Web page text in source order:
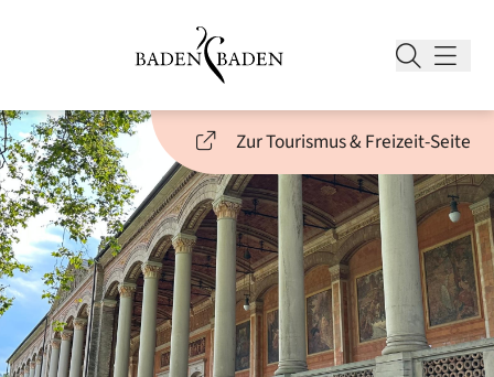
Zur Tourismus & Freizeit-Seite